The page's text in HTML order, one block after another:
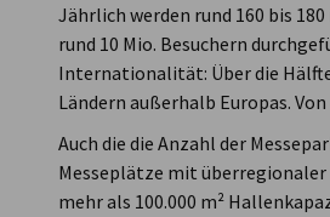
Jährlich werden rund 160 bis
rund 10 Mio. Besuchern
Internationalität: Über die
Ländern außerhalb Europas.
Auch die die Anzahl der
Messeplätze mit überregionaler
mehr als 100.000 m²